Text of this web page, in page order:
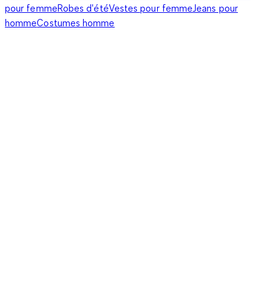
pour femmeRobes d'étéVestes pour femme Jeans pour
hommeCostumes homme